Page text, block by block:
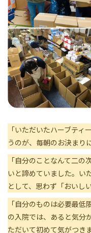
「いただいたハーブテ
うのが、毎朝のお決まり
「自分のことなんて二
いと諦めていました。い
として、思わず「おいし
「自分のものは必要最
の入院では、あると気分
ただいて初めて気がつき